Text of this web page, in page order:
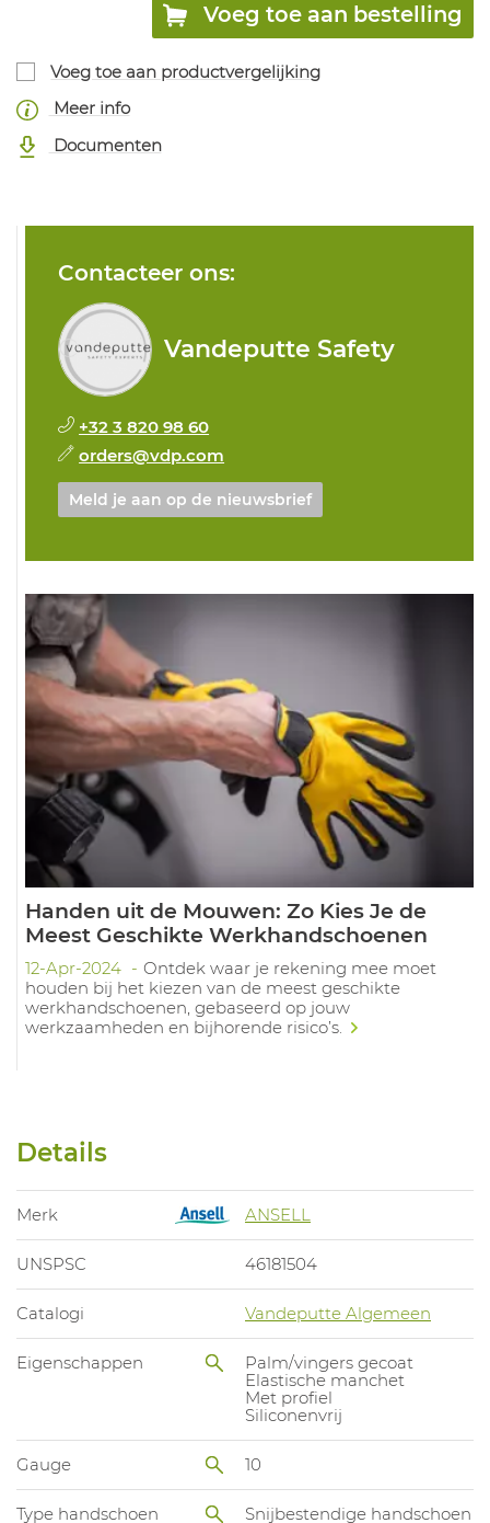
Voeg toe aan bestelling
Voeg toe aan productvergelijking
Meer info
Documenten
Contacteer ons:
Vandeputte Safety
+32 3 820 98 60
orders@vdp.com
Meld je aan op de nieuwsbrief
Handen uit de Mouwen: Zo Kies Je de
Meest Geschikte Werkhandschoenen
12-Apr-2024
Ontdek waar je rekening mee moet
houden bij het kiezen van de meest geschikte
werkhandschoenen, gebaseerd op jouw
werkzaamheden en bijhorende risico’s.
Details
Merk ANSELL
UNSPSC 46181504
Catalogi Vandeputte Algemeen
Eigenschappen
Palm/vingers gecoat
Elastische manchet
Met profiel
Siliconenvrij
Gauge 10
Type handschoen Snijbestendige handschoen